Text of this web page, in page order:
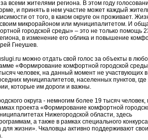
всеми жителями региона. В этом году
и принять в нем участие может каждый
от того, в каком округе он проживает.
своим микрорайоном или муниципалитетом. И
городской среды» – это не только помощь
в изменение его облика и повышение
Гнеушев.
можно отдать свой голос за объекты в
«Формирование комфортной городской
человек, на данный момент не участвующих в
муниципалитетов, населенных пунктов, где
которые им дороги и важны.
округа - немногим более 19 тысяч человек,
проекта «Формирование комфортной
Нижегородской области, здесь
а также в рамках специального конкурса
жизни». Чкаловцы активно поддерживают